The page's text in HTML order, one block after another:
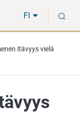
FI
itävyys vielä